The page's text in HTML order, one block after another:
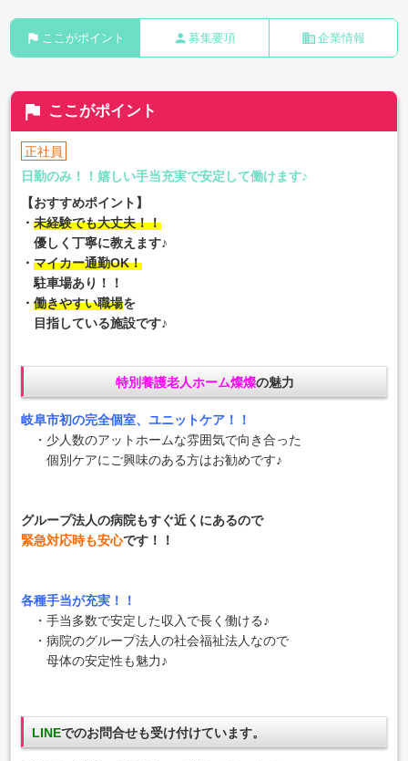
flag ここがポイント person 募集要項 business 企業情報
flag ここがポイント
正社員
日勤のみ！！嬉しい手当充実で安定して働けます♪
【おすすめポイント】
・未経験でも大丈夫！！
優しく丁寧に教えます♪
・マイカー通勤OK！
駐車場あり！！
・働きやすい職場を
目指している施設です♪
特別養護老人ホーム燦燦の魅力
岐阜市初の完全個室、ユニットケア！！
・少人数のアットホームな雰囲気で向き合った
個別ケアにご興味のある方はお勧めです♪
グループ法人の病院もすぐ近くにあるので
緊急対応時も安心です！！
各種手当が充実！！
・手当多数で安定した収入で長く働ける♪
・病院のグループ法人の社会福祉法人なので
母体の安定性も魅力♪
LINEでのお問合せも受け付けています。